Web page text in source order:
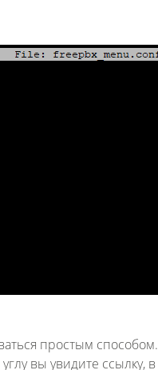
простым способом.
вы увидите ссылку, в